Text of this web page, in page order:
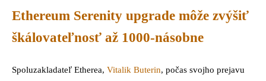
Ethereum Serenity upgrade môže zvýšiť
škálovateľnosť až 1000-násobne
Spoluzakladateľ Etherea, Vitalik Buterin, počas svojho prejavu